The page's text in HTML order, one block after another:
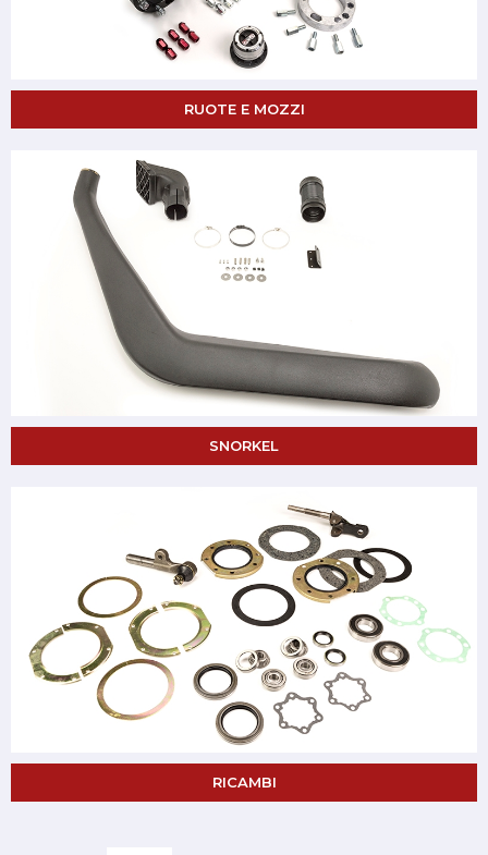
RUOTE E MOZZI
SNORKEL
RICAMBI